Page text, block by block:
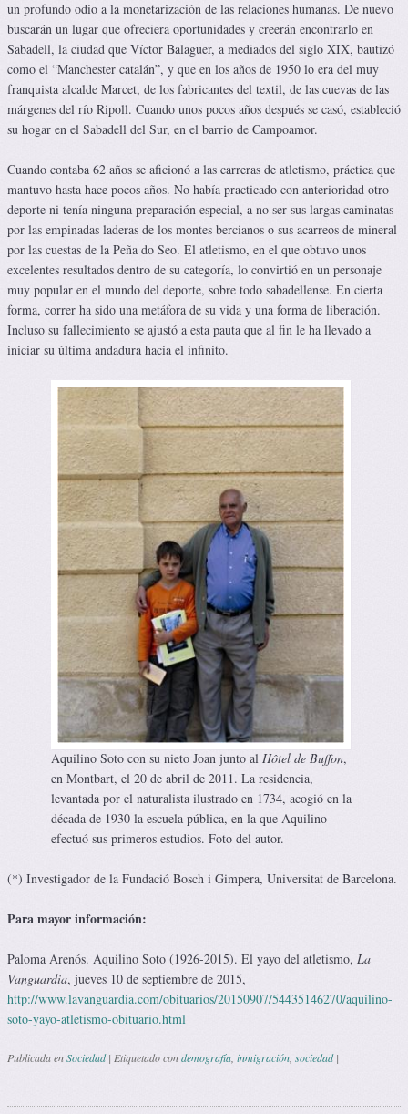
un profundo odio a la monetarización de las relaciones humanas. De nuevo
buscarán un lugar que ofreciera oportunidades y creerán encontrarlo en
Sabadell, la ciudad que Víctor Balaguer, a mediados del siglo XIX, bautizó
como el “Manchester catalán”, y que en los años de 1950 lo era del muy
franquista alcalde Marcet, de los fabricantes del textil, de las cuevas de las
márgenes del río Ripoll. Cuando unos pocos años después se casó, estableció
su hogar en el Sabadell del Sur, en el barrio de Campoamor.
Cuando contaba 62 años se aficionó a las carreras de atletismo, práctica que
mantuvo hasta hace pocos años. No había practicado con anterioridad otro
deporte ni tenía ninguna preparación especial, a no ser sus largas caminatas
por las empinadas laderas de los montes bercianos o sus acarreos de mineral
por las cuestas de la Peña do Seo. El atletismo, en el que obtuvo unos
excelentes resultados dentro de su categoría, lo convirtió en un personaje
muy popular en el mundo del deporte, sobre todo sabadellense. En cierta
forma, correr ha sido una metáfora de su vida y una forma de liberación.
Incluso su fallecimiento se ajustó a esta pauta que al fin le ha llevado a
iniciar su última andadura hacia el infinito.
Aquilino Soto con su nieto Joan junto al Hôtel de Buffon,
en Montbart, el 20 de abril de 2011. La residencia,
levantada por el naturalista ilustrado en 1734, acogió en la
década de 1930 la escuela pública, en la que Aquilino
efectuó sus primeros estudios. Foto del autor.
(*) Investigador de la Fundació Bosch i Gimpera, Universitat de Barcelona.
Para mayor información:
Paloma Arenós. Aquilino Soto (1926-2015). El yayo del atletismo, La
Vanguardia, jueves 10 de septiembre de 2015,
http://www.lavanguardia.com/obituarios/20150907/54435146270/aquilino-
soto-yayo-atletismo-obituario.html
Publicada enSociedad | Etiquetado condemografía, inmigración, sociedad |
Navegación de entradas